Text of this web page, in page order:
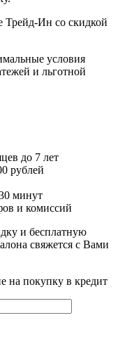
Трейд-Ин со скидкой
условия
и льготной
до 7 лет
рублей
минут
и комиссий
и бесплатную
свяжется с Вами
на покупку в кредит